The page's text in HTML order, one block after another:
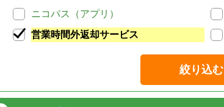
ニコパス（アプリ）
営業時間外返却サービス
絞り込む